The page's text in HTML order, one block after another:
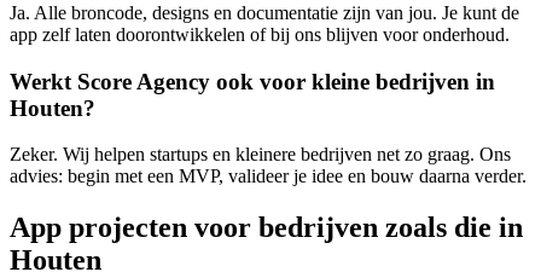
Ja. Alle broncode, designs en documentatie zijn van jou. Je kunt de
app zelf laten doorontwikkelen of bij ons blijven voor onderhoud.
Werkt Score Agency ook voor kleine bedrijven in
Houten?
Zeker. Wij helpen startups en kleinere bedrijven net zo graag. Ons
advies: begin met een MVP, valideer je idee en bouw daarna verder.
App projecten voor bedrijven zoals die in
Houten